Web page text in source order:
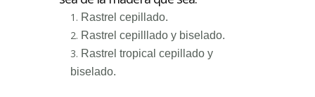
Rastrel cepillado.
Rastrel cepilllado y biselado.
Rastrel tropical cepillado y
biselado.